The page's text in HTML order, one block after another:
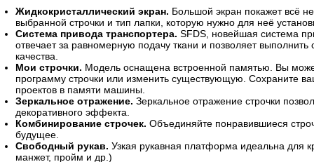
Жидкокристаллический экран. Большой экран покажет всё
выбранной строчки и тип лапки, которую нужно для неё
Система привода транспортера. SFDS, новейшая система
отвечает за равномерную подачу ткани и позволяет выполнить
качества.
Мои строчки. Модель оснащена встроенной памятью. Вы
программу строчки или изменить существующую. Сохраните
проектов в памяти машины.
Зеркальное отражение. Зеркальное отражение строчки
декоративного эффекта.
Комбинирование строчек. Объединяйте понравившиеся
будущее.
Свободный рукав. Узкая рукавная платформа идеальна для
манжет, пройм и др.)